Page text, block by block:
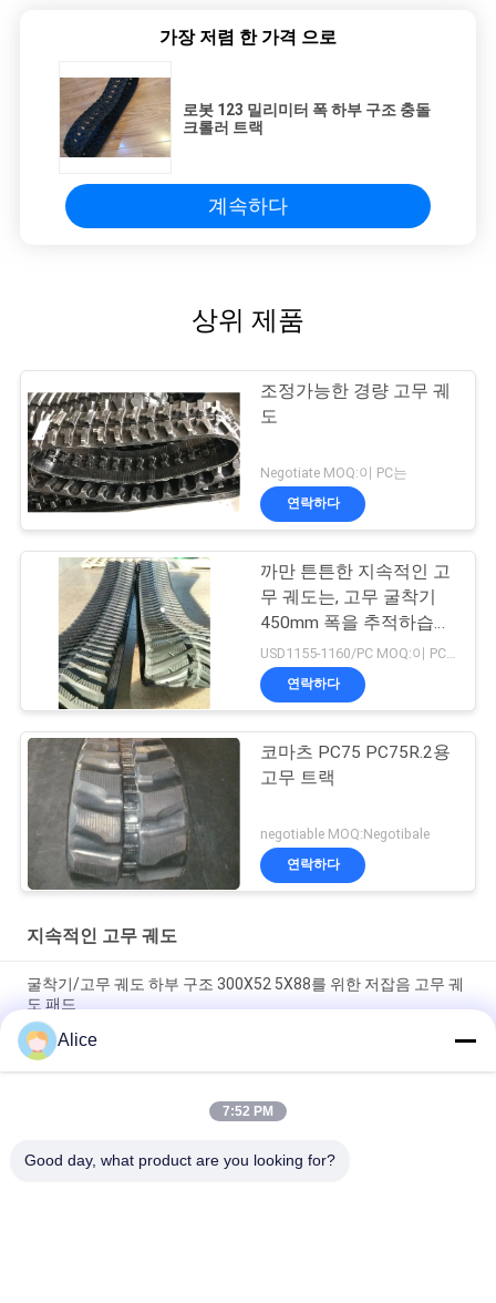
가장 저렴 한 가격 으로
로봇 123 밀리미터 폭 하부 구조 충돌
크롤러 트랙
계속하다
상위 제품
조정가능한 경량 고무 궤
도
Negotiate MOQ:이 PC는
연락하다
까만 튼튼한 지속적인 고
무 궤도는, 고무 굴착기
450mm 폭을 추적하습니
다
연락하다
코마츠 PC75 PC75R.2용
고무 트랙
negotiable MOQ:Negotibale
연락하다
지속적인 고무 궤도
굴착기/고무 궤도 하부 구조 300X52 5X88를 위한 저잡음 고무 궤
도 패드
가드닝 기계 또는 잔디 깎는 기계용 40mm 높이 패턴의 고무 트랙
H280X72X47
300×52.5K×76 건설장비를 위한 고무 궤도 하부 구조/경량 고무 궤
Alice
7:52 PM
Good day, what product are you looking for?